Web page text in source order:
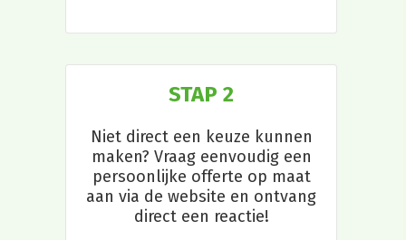
STAP 2
Niet direct een keuze kunnen
maken? Vraag eenvoudig een
persoonlijke offerte op maat
aan via de website en ontvang
direct een reactie!